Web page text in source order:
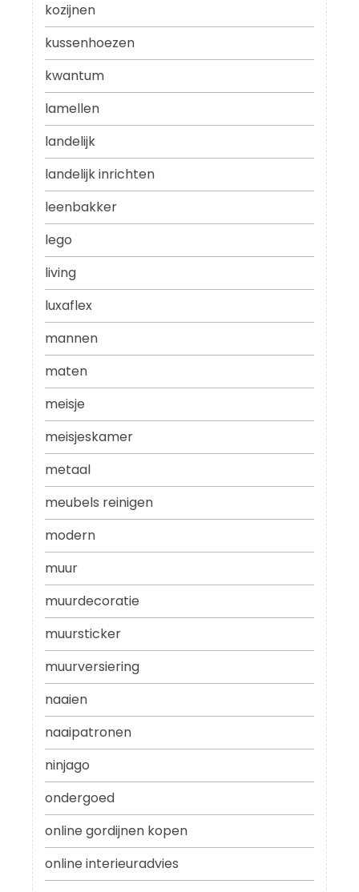
kozijnen
kussenhoezen
kwantum
lamellen
landelijk
landelijk inrichten
leenbakker
lego
living
luxaflex
mannen
maten
meisje
meisjeskamer
metaal
meubels reinigen
modern
muur
muurdecoratie
muursticker
muurversiering
naaien
naaipatronen
ninjago
ondergoed
online gordijnen kopen
online interieuradvies